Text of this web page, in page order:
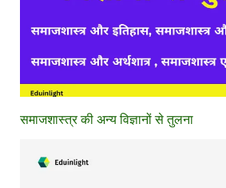
समाजशास्त्र की अन्य विज्ञानों से तुलना